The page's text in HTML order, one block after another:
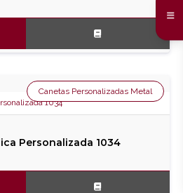
Personalizada 1034
Canetas Personalizadas Metal